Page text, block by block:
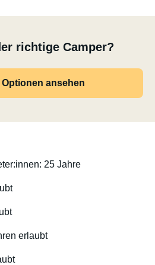
richtige Camper?
Optionen ansehen
25 Jahre
erlaubt